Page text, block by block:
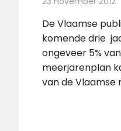
De Vlaamse
komende drie
ongeveer 5%
meerjarenplan
van de Vlaamse